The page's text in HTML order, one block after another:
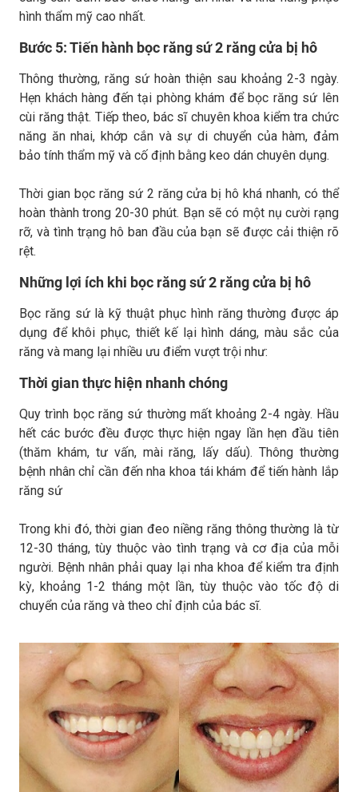
hình thẩm mỹ cao nhất.
Bước 5: Tiến hành bọc răng sứ 2 răng cửa bị hô
Thông thường, răng sứ hoàn thiện sau khoảng 2-3 ngày.
Hẹn khách hàng đến tại phòng khám để bọc răng sứ lên
cùi răng thật. Tiếp theo, bác sĩ chuyên khoa kiểm tra chức
năng ăn nhai, khớp cắn và sự di chuyển của hàm, đảm
bảo tính thẩm mỹ và cố định bằng keo dán chuyên dụng.
Thời gian bọc răng sứ 2 răng cửa bị hô khá nhanh, có thể
hoàn thành trong 20-30 phút. Bạn sẽ có một nụ cười rạng
rỡ, và tình trạng hô ban đầu của bạn sẽ được cải thiện rõ
rệt.
Những lợi ích khi bọc răng sứ 2 răng cửa bị hô
Bọc răng sứ là kỹ thuật phục hình răng thường được áp
dụng để khôi phục, thiết kế lại hình dáng, màu sắc của
răng và mang lại nhiều ưu điểm vượt trội như:
Thời gian thực hiện nhanh chóng
Quy trình bọc răng sứ thường mất khoảng 2-4 ngày. Hầu
hết các bước đều được thực hiện ngay lần hẹn đầu tiên
(thăm khám, tư vấn, mài răng, lấy dấu). Thông thường
bệnh nhân chỉ cần đến nha khoa tái khám để tiến hành lắp
răng sứ
Trong khi đó, thời gian đeo niềng răng thông thường là từ
12-30 tháng, tùy thuộc vào tình trạng và cơ địa của mỗi
người. Bệnh nhân phải quay lại nha khoa để kiểm tra định
kỳ, khoảng 1-2 tháng một lần, tùy thuộc vào tốc độ di
chuyển của răng và theo chỉ định của bác sĩ.